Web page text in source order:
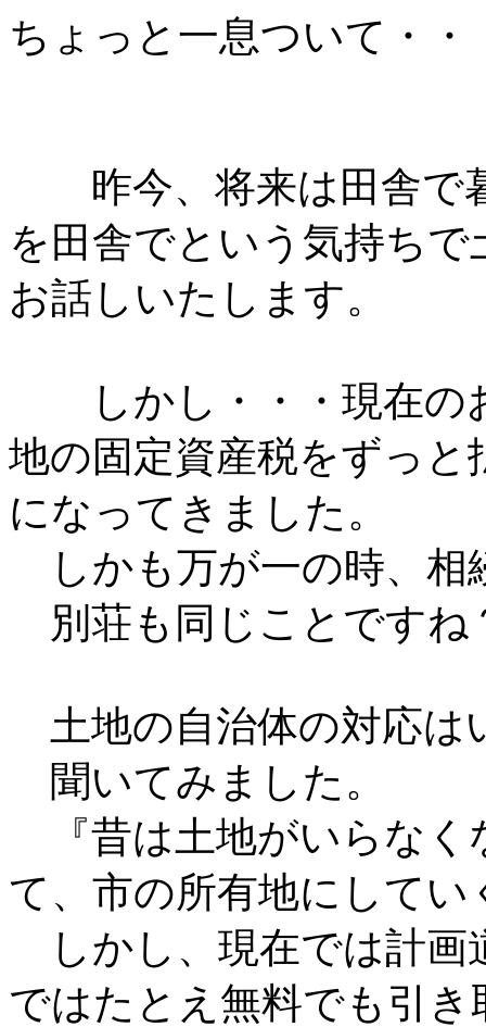
ちょっと一息ついて・・
昨今、将来は田舎で
を田舎でという気持ち
お話しいたします。
しかし・・・現在の
地の固定資産税をずっ
になってきました。
しかも万が一の時、相
別荘も同じことですね
土地の自治体の対応は
聞いてみました。
『昔は土地がいらなく
て、市の所有地にして
しかし、現在では計画
ではたとえ無料でも引